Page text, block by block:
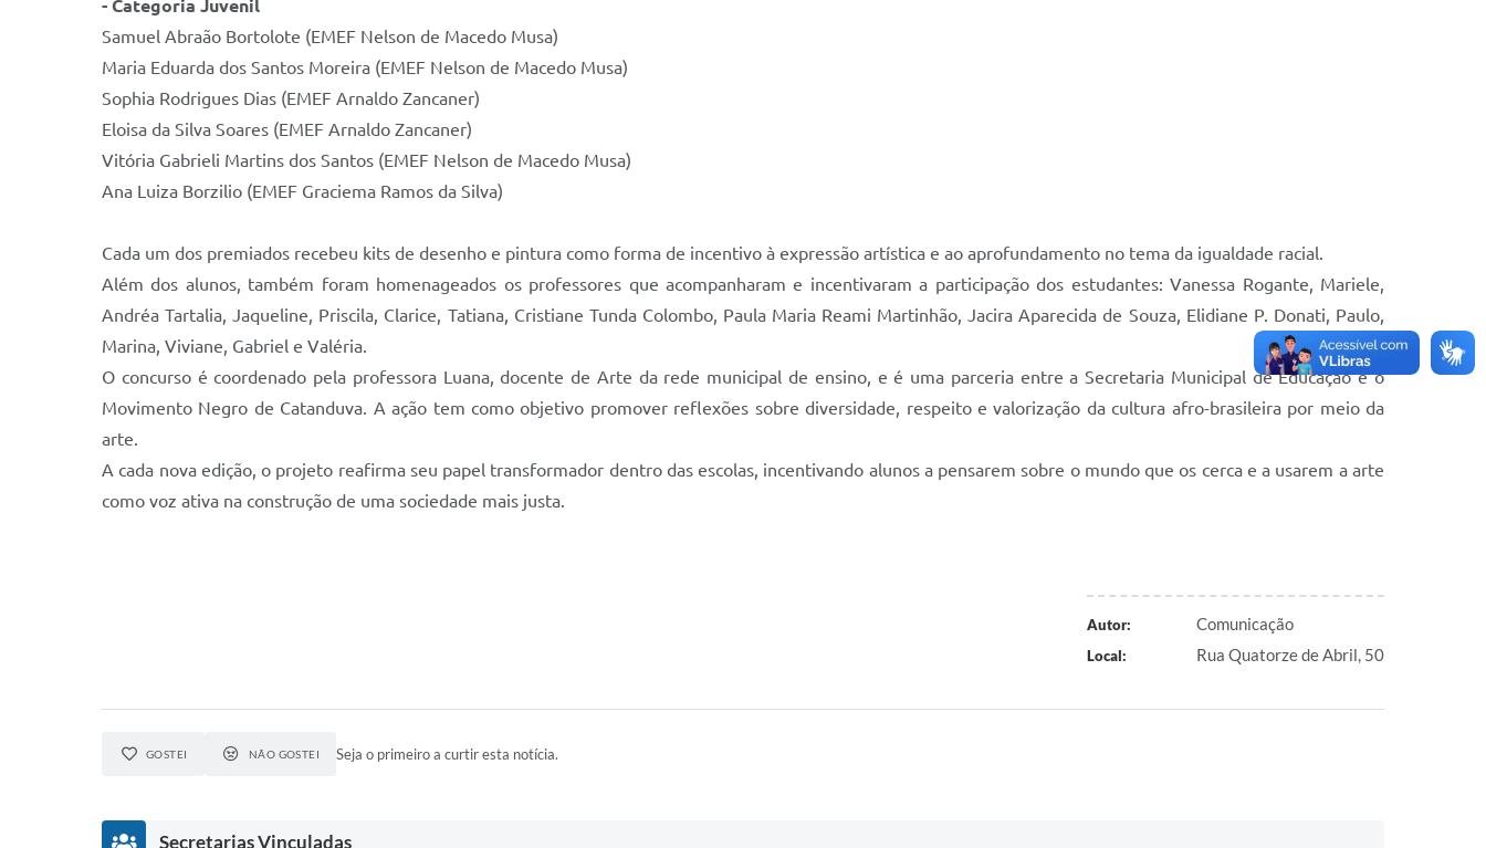
- Categoria Juvenil
Samuel Abraão Bortolote (EMEF Nelson de Macedo Musa)
Maria Eduarda dos Santos Moreira (EMEF Nelson de Macedo Musa)
Sophia Rodrigues Dias (EMEF Arnaldo Zancaner)
Eloisa da Silva Soares (EMEF Arnaldo Zancaner)
Vitória Gabrieli Martins dos Santos (EMEF Nelson de Macedo Musa)
Ana Luiza Borzilio (EMEF Graciema Ramos da Silva)
Cada um dos premiados recebeu kits de desenho e pintura como forma de incentivo à expressão artística e ao aprofundamento no tema da igualdade racial.
Além dos alunos, também foram homenageados os professores que acompanharam e incentivaram a participação dos estudantes: Vanessa Rogante, Mariele,
Andréa Tartalia, Jaqueline, Priscila, Clarice, Tatiana, Cristiane Tunda Colombo, Paula Maria Reami Martinhão, Jacira Aparecida de Souza, Elidiane P. Donati, Paulo,
Marina, Viviane, Gabriel e Valéria.
O concurso é coordenado pela professora Luana, docente de Arte da rede municipal de ensino, e é uma parceria entre a Secretaria Municipal de Educação e o
Movimento Negro de Catanduva. A ação tem como objetivo promover reflexões sobre diversidade, respeito e valorização da cultura afro-brasileira por meio da
arte.
A cada nova edição, o projeto reafirma seu papel transformador dentro das escolas, incentivando alunos a pensarem sobre o mundo que os cerca e a usarem a arte
como voz ativa na construção de uma sociedade mais justa.
Autor: Comunicação
Local: Rua Quatorze de Abril, 50
GOSTEI NÃO GOSTEI Seja o primeiro a curtir esta notícia.
Secretarias Vinculadas